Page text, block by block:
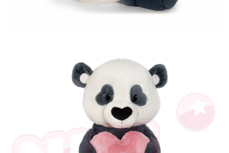
三、利用規約「AFTEE代金後払い」（以下当サービスという）はネットプ
ロテクションズ（以下 AFTEE という）が提供し、AFTEEが代金を徴収し
ームページの『個人情報の収集、処理及び利用に関する声明』をご参照く
https://aftee.tw/privacypolicy/
AFTEEの初回ご利用の際に、審査を通過すれば、最高額がNT$10,000にな
ります。支払い期限を過ぎた場合、その金額に基づいて年利20%の遅延滞
納金が加算されます。未成年の利用者は、事前に法定代理人または後見人
の同意を得ればAFTEEをご利用いただけます。
個人情報の処理、利用について疑問がある、または関連する法律の権利を
行使したい場合は、ネットプロテクションズ cs_tw@netprotections.co.jp
にご連絡ください。上記に示した個人情報を、必要な購入注文書とあわせ